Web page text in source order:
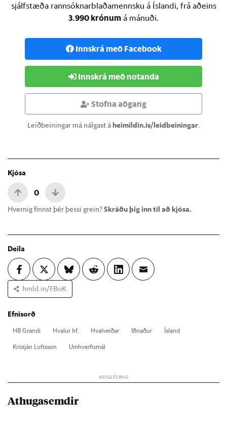
sjálfstæða rannsóknarblaðamennsku á Íslandi, frá aðeins
3.990 krónum á mánuði.
Innskrá með Facebook
Innskrá með notanda
Stofna aðgang
Leiðbeiningar má nálgast áheimildin.is/leidbeiningar.
Kjósa
0
Hvernig finnst þér þessi grein?Skráðu þig inn til að kjósa.
Deila
hmld.in/FBoK
Efnisorð
HB Grandi Hval­ur hf. Hval­veið­ar Iðn­að­ur
Ís­land
Kristján Lofts­son
Um­hverf­is­mál
Athugasemdir